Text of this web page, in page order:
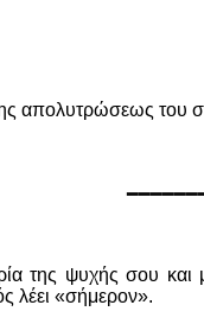
απολυτρώσεως του
της ψυχής σου και
λέει «σήμερον».